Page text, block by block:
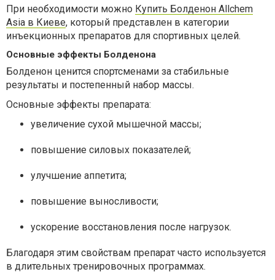
При необходимости можно Купить Болденон Allchem
Asia в Киеве, который представлен в категории
инъекционных препаратов для спортивных целей.
Основные эффекты Болденона
Болденон ценится спортсменами за стабильные
результаты и постепенный набор массы.
Основные эффекты препарата:
увеличение сухой мышечной массы;
повышение силовых показателей;
улучшение аппетита;
повышение выносливости;
ускорение восстановления после нагрузок.
Благодаря этим свойствам препарат часто используется
в длительных тренировочных программах.